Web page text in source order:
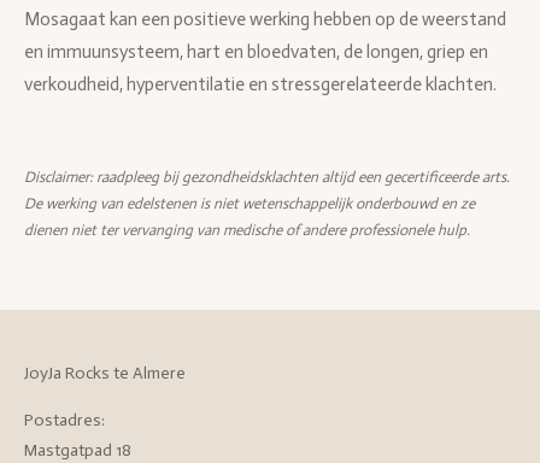
Mosagaat kan een positieve werking hebben op de weerstand
en immuunsysteem, hart en bloedvaten, de longen, griep en
verkoudheid, hyperventilatie en stressgerelateerde klachten.
Disclaimer: raadpleeg bij gezondheidsklachten altijd een gecertificeerde arts.
De werking van edelstenen is niet wetenschappelijk onderbouwd en ze
dienen niet ter vervanging van medische of andere professionele hulp.
JoyJa Rocks te Almere
Postadres:
Mastgatpad 18